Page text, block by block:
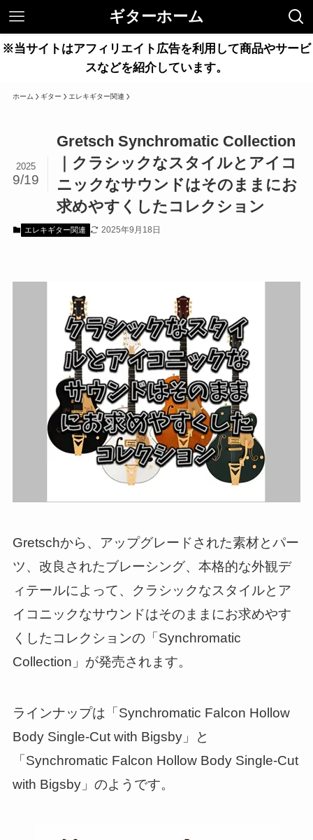
ギターホーム
※当サイトはアフィリエイト広告を利用して商品やサービ
スなどを紹介しています。
ホーム ギター エレキギター関連
Gretsch Synchromatic Collection
｜クラシックなスタイルとアイコ
ニックなサウンドはそのままにお
求めやすくしたコレクション
2025
9/19
エレキギター関連 2025年9月18日
Gretschから、アップグレードされた素材とパー
ツ、改良されたブレーシング、本格的な外観デ
ィテールによって、クラシックなスタイルとア
イコニックなサウンドはそのままにお求めやす
くしたコレクションの「Synchromatic
Collection」が発売されます。
ラインナップは「Synchromatic Falcon Hollow
Body Single-Cut with Bigsby」と
「Synchromatic Falcon Hollow Body Single-Cut
with Bigsby」のようです。